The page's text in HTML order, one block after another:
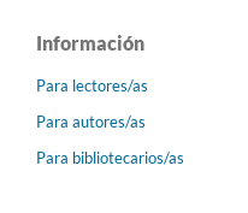
Información
Para lectores/as
Para autores/as
Para bibliotecarios/as